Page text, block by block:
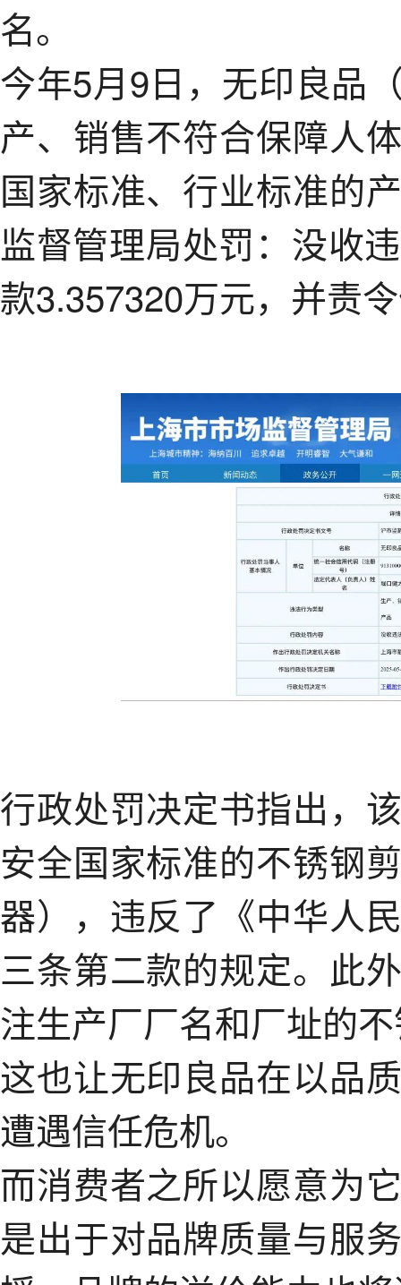
名。
今年5月9日，无印良品
产、销售不符合保障人
国家标准、行业标准的
监督管理局处罚：没收
款3.357320万元，并责
行政处罚决定书指出，
安全国家标准的不锈钢
器），违反了《中华人
三条第二款的规定。此
注生产厂厂名和厂址的
这也让无印良品在以品
遭遇信任危机。
而消费者之所以愿意为
是出于对品牌质量与服